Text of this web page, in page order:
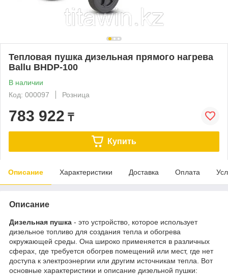
Тепловая пушка дизельная прямого нагрева
Ballu BHDP-100
В наличии
Код: 000097
Розница
783 922 ₸
Купить
Описание Характеристики Доставка Оплата
Описание
Дизельная пушка - это устройство, которое использует
дизельное топливо для создания тепла и обогрева
окружающей среды. Она широко применяется в различных
сферах, где требуется обогрев помещений или мест, где нет
доступа к электроэнергии или другим источникам тепла. Вот
основные характеристики и описание дизельной пушки: